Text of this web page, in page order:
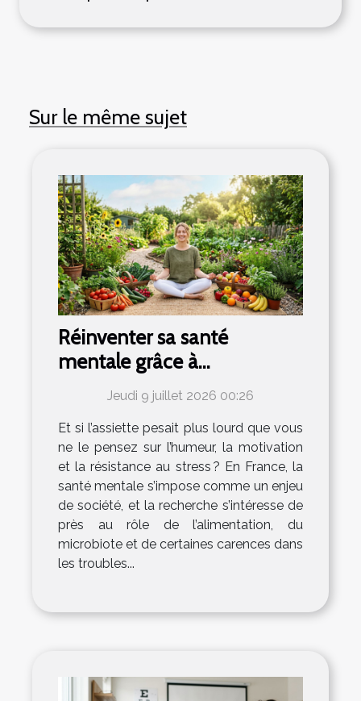
Sur le même sujet
Réinventer sa santé
mentale grâce à
l’alimentation naturelle
Jeudi 9 juillet 2026 00:26
Et si l’assiette pesait plus lourd que vous
ne le pensez sur l’humeur, la motivation
et la résistance au stress ? En France, la
santé mentale s’impose comme un enjeu
de société, et la recherche s’intéresse de
près au rôle de l’alimentation, du
microbiote et de certaines carences dans
les troubles...